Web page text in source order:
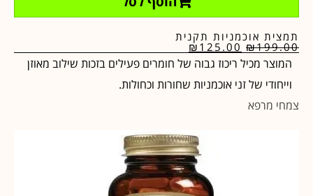
תמצית אוכמניות תקנית
₪199.00
₪ 125.00
המוצר מכיל ריכוז גבוה של חומרים פעילים בזכות שילוב מאוזן
וייחודי של זני אוכמניות שחורות וכחולות.
צמחי מרפא